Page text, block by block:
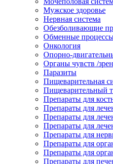
Мужское здоровье
Нервная система
Обезболивающие
Обменные
Онкология
Опорно-
Органы чувств /
Паразиты
Пищеварительная
Пищеварительный
Препараты для
Препараты для
Препараты для
Препараты для
Препараты для
Препараты для
Препараты для
Препараты для